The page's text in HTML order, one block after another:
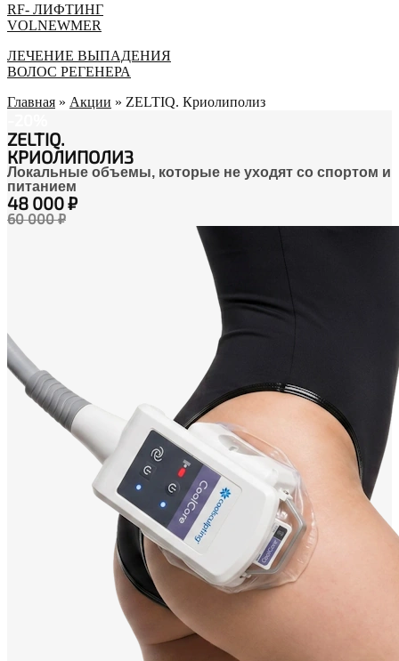
RF- ЛИФТИНГ
VOLNEWMER
ЛEЧЕНИЕ ВЫПАДЕНИЯ
ВОЛОС РЕГЕНЕРА
Главная » Акции » ZELTIQ. Криолиполиз
ZELTIQ.
КРИОЛИПОЛИЗ
Локальные объемы, которые не уходят со спортом и
питанием
48 000 ₽
60 000 ₽